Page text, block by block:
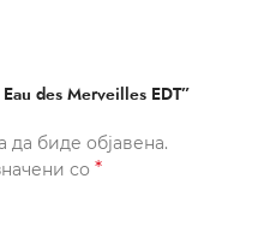
Eau des Merveilles EDT”
да биде објавена.
со *